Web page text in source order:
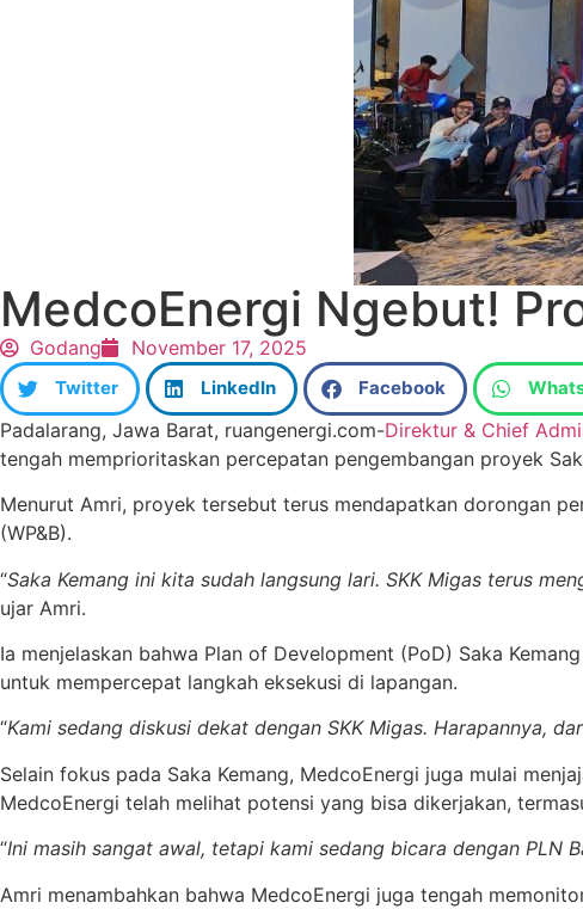
MedcoEnergi Ngebut!
Godang November 17, 2025
Twitter LinkedIn Facebook
Padalarang, Jawa Barat, ruangenergi.com-Direktur & Chief
tengah memprioritaskan percepatan pengembangan proyek
Menurut Amri, proyek tersebut terus mendapatkan dorongan
(WP&B).
“Saka Kemang ini kita sudah langsung lari. SKK Migas terus
ujar Amri.
Ia menjelaskan bahwa Plan of Development (PoD) Saka
untuk mempercepat langkah eksekusi di lapangan.
“Kami sedang diskusi dekat dengan SKK Migas. Harapannya,
Selain fokus pada Saka Kemang, MedcoEnergi juga mulai
MedcoEnergi telah melihat potensi yang bisa dikerjakan,
“Ini masih sangat awal, tetapi kami sedang bicara dengan PLN
Amri menambahkan bahwa MedcoEnergi juga tengah